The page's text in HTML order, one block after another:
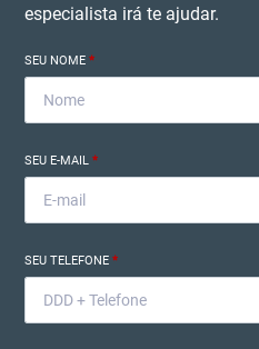
especialista irá te ajudar.
SEU NOME*
SEU E-MAIL*
SEU TELEFONE*